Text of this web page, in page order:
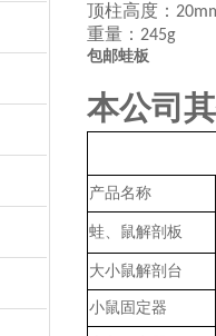
顶柱高度：
重量： 245g
包邮蛙板
本公司
产品名称
蛙、鼠解剖板
大小鼠解剖台
小鼠固定器